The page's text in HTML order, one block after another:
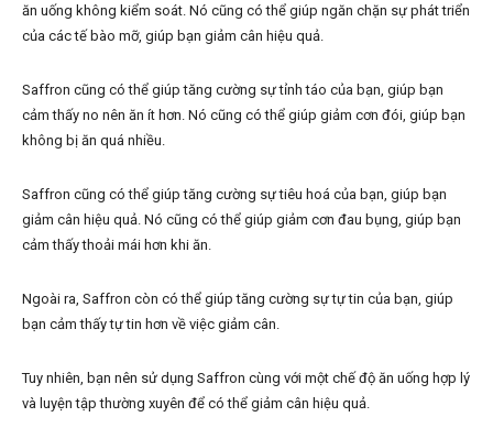
ăn uống không kiểm soát. Nó cũng có thể giúp ngăn chặn sự phát triển
của các tế bào mỡ, giúp bạn giảm cân hiệu quả.
Saffron cũng có thể giúp tăng cường sự tỉnh táo của bạn, giúp bạn
cảm thấy no nên ăn ít hơn. Nó cũng có thể giúp giảm cơn đói, giúp bạn
không bị ăn quá nhiều.
Saffron cũng có thể giúp tăng cường sự tiêu hoá của bạn, giúp bạn
giảm cân hiệu quả. Nó cũng có thể giúp giảm cơn đau bụng, giúp bạn
cảm thấy thoải mái hơn khi ăn.
Ngoài ra, Saffron còn có thể giúp tăng cường sự tự tin của bạn, giúp
bạn cảm thấy tự tin hơn về việc giảm cân.
Tuy nhiên, bạn nên sử dụng Saffron cùng với một chế độ ăn uống hợp lý
và luyện tập thường xuyên để có thể giảm cân hiệu quả.